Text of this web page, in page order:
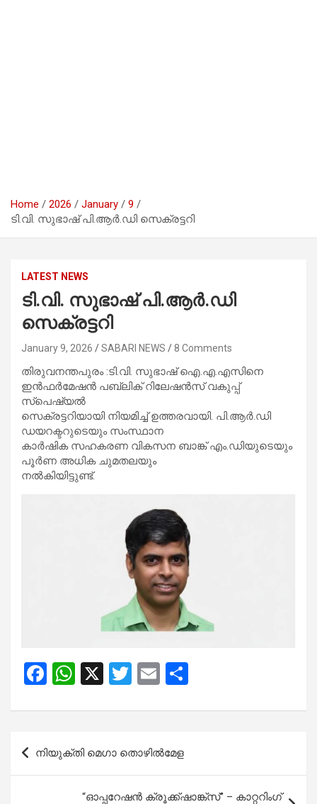
Home 2026 January
9
ടി.വി. സുഭാഷ് പി.ആർ.ഡി സെക്രട്ടറി
LATEST NEWS
ടി.വി. സുഭാഷ് പി.ആർ.ഡി
സെക്രട്ടറി
January 9, 2026 SABARI NEWS 8 Comments
തിരുവനന്തപുരം :ടി.വി. സുഭാഷ് ഐ.എ.എസിനെ
ഇൻഫർമേഷൻ പബ്ലിക് റിലേഷൻസ് വകുപ്പ്
സ്‌പെഷ്യൽ
സെക്രട്ടറിയായി നിയമിച്ച് ഉത്തരവായി. പി.ആർ.ഡി
ഡയറക്ടറുടെയും സംസ്ഥാന
കാർഷിക സഹകരണ വികസന ബാങ്ക് എം.ഡിയുടെയും
പൂർണ അധിക ചുമതലയും
നൽകിയിട്ടുണ്ട്.
F
ce
b
o
W
at
s
A
p
X
T
tt
er
E
ail ar
Post
navigation
നിയുക്തി മെഗാ തൊഴിൽമേള
“ഓപ്പറേഷൻ ക്രൂക്ക്ഷാങ്ക്സ്” – കാറ്ററിംഗ്